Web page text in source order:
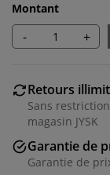
Montant
- +
Retours
Sans
magasin JYSK
Garantie de
Garantie de